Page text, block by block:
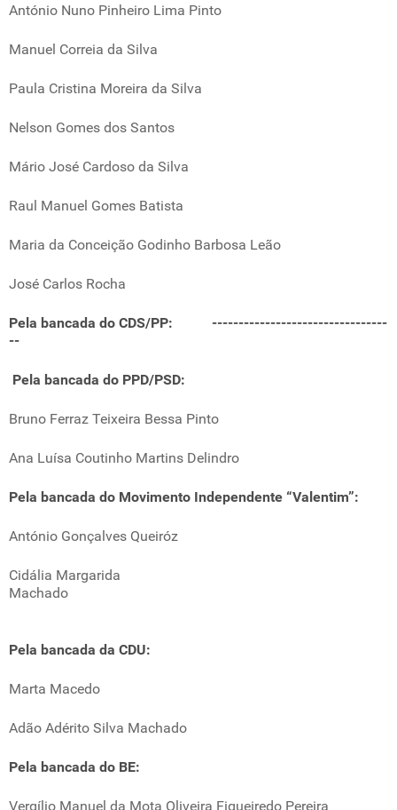
António Nuno Pinheiro Lima Pinto
Manuel Correia da Silva
Paula Cristina Moreira da Silva
Nelson Gomes dos Santos
Mário José Cardoso da Silva
Raul Manuel Gomes Batista
Maria da Conceição Godinho Barbosa Leão
José Carlos Rocha
Pela bancada do CDS/PP: ---------------------------------
--
Pela bancada do PPD/PSD:
Bruno Ferraz Teixeira Bessa Pinto
Ana Luísa Coutinho Martins Delindro
Pela bancada do Movimento Independente “Valentim”:
António Gonçalves Queiróz
Cidália Margarida
Machado
Pela bancada da CDU:
Marta Macedo
Adão Adérito Silva Machado
Pela bancada do BE:
Vergílio Manuel da Mota Oliveira Figueiredo Pereira